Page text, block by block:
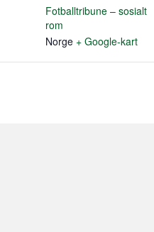
Fotballtribune – sosialt
rom
Norge + Google-kart